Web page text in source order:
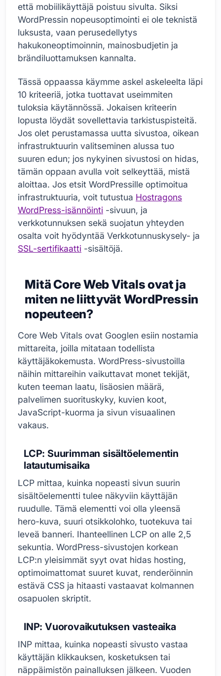
että mobiilikäyttäjä poistuu sivulta. Siksi
WordPressin nopeusoptimointi ei ole teknistä
luksusta, vaan perusedellytys
hakukoneoptimoinnin, mainosbudjetin ja
brändiluottamuksen kannalta.
Tässä oppaassa käymme askel askeleelta läpi
10 kriteeriä, jotka tuottavat useimmiten
tuloksia käytännössä. Jokaisen kriteerin
lopusta löydät sovellettavia tarkistuspisteitä.
Jos olet perustamassa uutta sivustoa, oikean
infrastruktuurin valitseminen alussa tuo
suuren edun; jos nykyinen sivustosi on hidas,
tämän oppaan avulla voit selkeyttää, mistä
aloittaa. Jos etsit WordPressille optimoitua
infrastruktuuria, voit tutustua Hostragons
WordPress-isännöinti -sivuun, ja
verkkotunnuksen sekä suojatun yhteyden
osalta voit hyödyntää Verkkotunnuskysely- ja
SSL-sertifikaatti -sisältöjä.
Mitä Core Web Vitals ovat ja
miten ne liittyvät WordPressin
nopeuteen?
Core Web Vitals ovat Googlen esiin nostamia
mittareita, joilla mitataan todellista
käyttäjäkokemusta. WordPress-sivustoilla
näihin mittareihin vaikuttavat monet tekijät,
kuten teeman laatu, lisäosien määrä,
palvelimen suorituskyky, kuvien koot,
JavaScript-kuorma ja sivun visuaalinen
vakaus.
LCP: Suurimman sisältöelementin
latautumisaika
LCP mittaa, kuinka nopeasti sivun suurin
sisältöelementti tulee näkyviin käyttäjän
ruudulle. Tämä elementti voi olla yleensä
hero-kuva, suuri otsikkolohko, tuotekuva tai
leveä banneri. Ihanteellinen LCP on alle 2,5
sekuntia. WordPress-sivustojen korkean
LCP:n yleisimmät syyt ovat hidas hosting,
optimoimattomat suuret kuvat, renderöinnin
estävä CSS ja hitaasti vastaavat kolmannen
osapuolen skriptit.
INP: Vuorovaikutuksen vasteaika
INP mittaa, kuinka nopeasti sivusto vastaa
käyttäjän klikkauksen, kosketuksen tai
näppäimistön painalluksen jälkeen. Vuoden